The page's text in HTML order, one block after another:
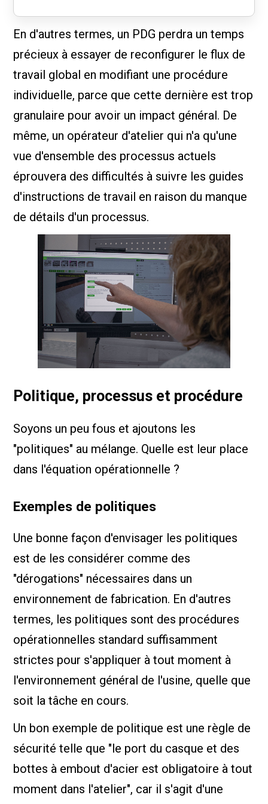
En d'autres termes, un PDG perdra un temps
précieux à essayer de reconfigurer le flux de
travail global en modifiant une procédure
individuelle, parce que cette dernière est trop
granulaire pour avoir un impact général. De
même, un opérateur d'atelier qui n'a qu'une
vue d'ensemble des processus actuels
éprouvera des difficultés à suivre les guides
d'instructions de travail en raison du manque
de détails d'un processus.
Politique, processus et procédure
Soyons un peu fous et ajoutons les
"politiques" au mélange. Quelle est leur place
dans l'équation opérationnelle ?
Exemples de politiques
Une bonne façon d'envisager les politiques
est de les considérer comme des
"dérogations" nécessaires dans un
environnement de fabrication. En d'autres
termes, les politiques sont des procédures
opérationnelles standard suffisamment
strictes pour s'appliquer à tout moment à
l'environnement général de l'usine, quelle que
soit la tâche en cours.
Un bon exemple de politique est une règle de
sécurité telle que "le port du casque et des
bottes à embout d'acier est obligatoire à tout
moment dans l'atelier", car il s'agit d'une